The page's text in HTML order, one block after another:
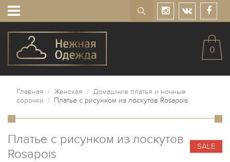
0
Главная / Женская / Домашние платья и ночные
сорочки / Платье с рисунком из лоскутов Rosapois
SALE
Платье с рисунком из лоскутов
Rosapois